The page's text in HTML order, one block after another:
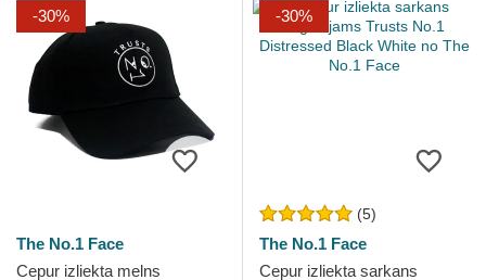
-30%
The No.1 Face
Cepur izliekta melns
-30%
(5)
The No.1 Face
Cepur izliekta sarkans